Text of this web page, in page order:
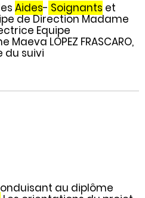
Aides- Soignants et
de Direction Madame
Equipe
LOPEZ FRASCARO,
du suivi
au diplôme